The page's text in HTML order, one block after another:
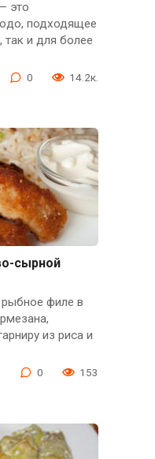
это
подходящее
так и для более
0 14.2к.
сырной
рыбное филе в
из риса и
0 153